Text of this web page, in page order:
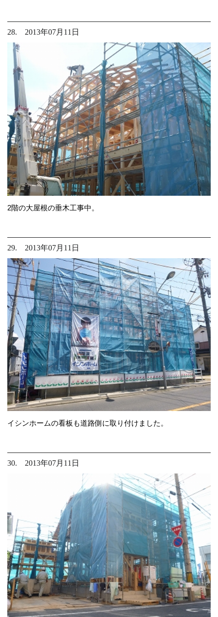
28. 2013年07月11日
2階の大屋根の垂木工事中。
29. 2013年07月11日
イシンホームの看板も道路側に取り付けました。
30. 2013年07月11日